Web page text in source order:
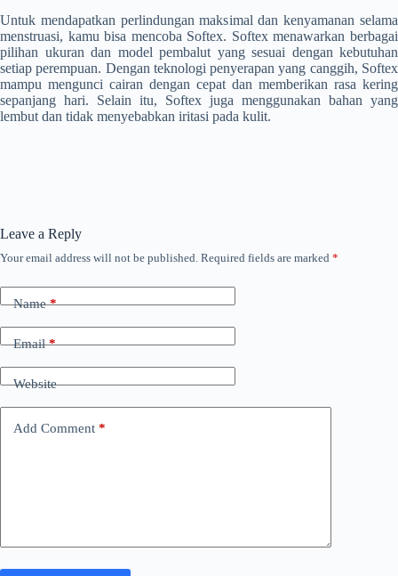
Untuk mendapatkan perlindungan maksimal dan kenyamanan selama
menstruasi, kamu bisa mencoba Softex. Softex menawarkan berbagai
pilihan ukuran dan model pembalut yang sesuai dengan kebutuhan
setiap perempuan. Dengan teknologi penyerapan yang canggih, Softex
mampu mengunci cairan dengan cepat dan memberikan rasa kering
sepanjang hari. Selain itu, Softex juga menggunakan bahan yang
lembut dan tidak menyebabkan iritasi pada kulit.
Leave a Reply
Your email address will not be published. Required fields are marked *
Name*
Email*
Website
Add Comment *